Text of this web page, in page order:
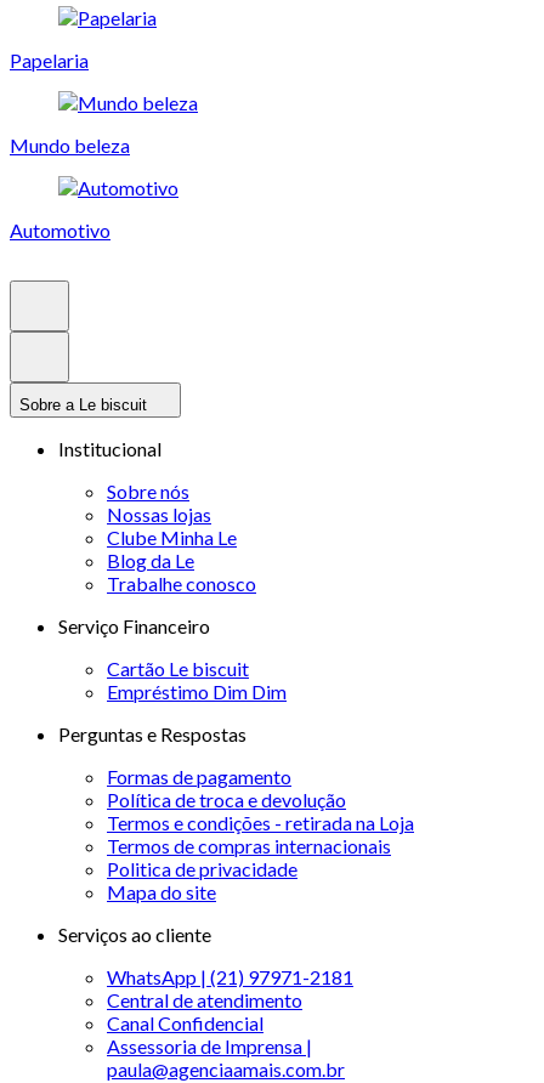
Papelaria
Mundo beleza
Automotivo
Sobre a Le biscuit
Institucional
Sobre nós
Nossas lojas
Clube Minha Le
Blog da Le
Trabalhe conosco
Serviço Financeiro
Cartão Le biscuit
Empréstimo Dim Dim
Perguntas e Respostas
Formas de pagamento
Política de troca e devolução
Termos e condições - retirada na Loja
Termos de compras internacionais
Politica de privacidade
Mapa do site
Serviços ao cliente
WhatsApp | (21) 97971-2181
Central de atendimento
Canal Confidencial
Assessoria de Imprensa |
paula@agenciaamais.com.br